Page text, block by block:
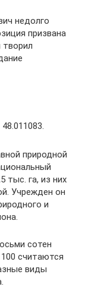
недолго
призвана
творил
природной
тыс. га, из них
Учрежден он
и
сотен
считаются
виды